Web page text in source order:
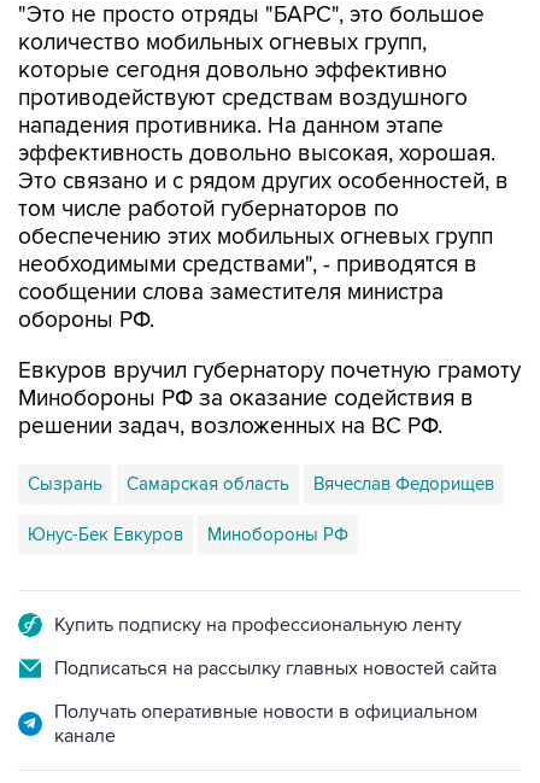
"Это не просто отряды "БАРС", это большое
количество мобильных огневых групп,
которые сегодня довольно эффективно
противодействуют средствам воздушного
нападения противника. На данном этапе
эффективность довольно высокая, хорошая.
Это связано и с рядом других особенностей, в
том числе работой губернаторов по
обеспечению этих мобильных огневых групп
необходимыми средствами", - приводятся в
сообщении слова заместителя министра
обороны РФ.
Евкуров вручил губернатору почетную грамоту
Минобороны РФ за оказание содействия в
решении задач, возложенных на ВС РФ.
Сызрань Самарская область Вячеслав Федорищев
Юнус-Бек Евкуров Минобороны РФ
Купить подписку на профессиональную ленту
Подписаться на рассылку главных новостей сайта
Получать оперативные новости в официальном
канале